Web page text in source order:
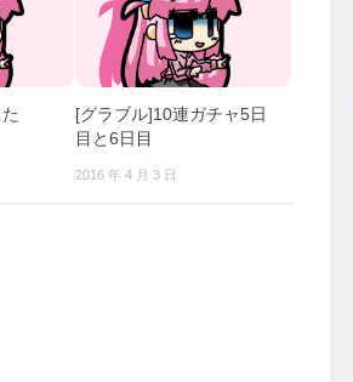
[グラブル]10連ガチャ5日
目と6日目
2016 年 4 月 3 日